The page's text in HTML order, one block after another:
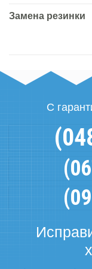
Замена резинки
С